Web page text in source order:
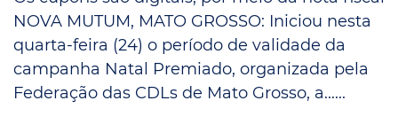
NOVA MUTUM, MATO GROSSO: Iniciou nesta
quarta-feira (24) o período de validade da
campanha Natal Premiado, organizada pela
Federação das CDLs de Mato Grosso, a......